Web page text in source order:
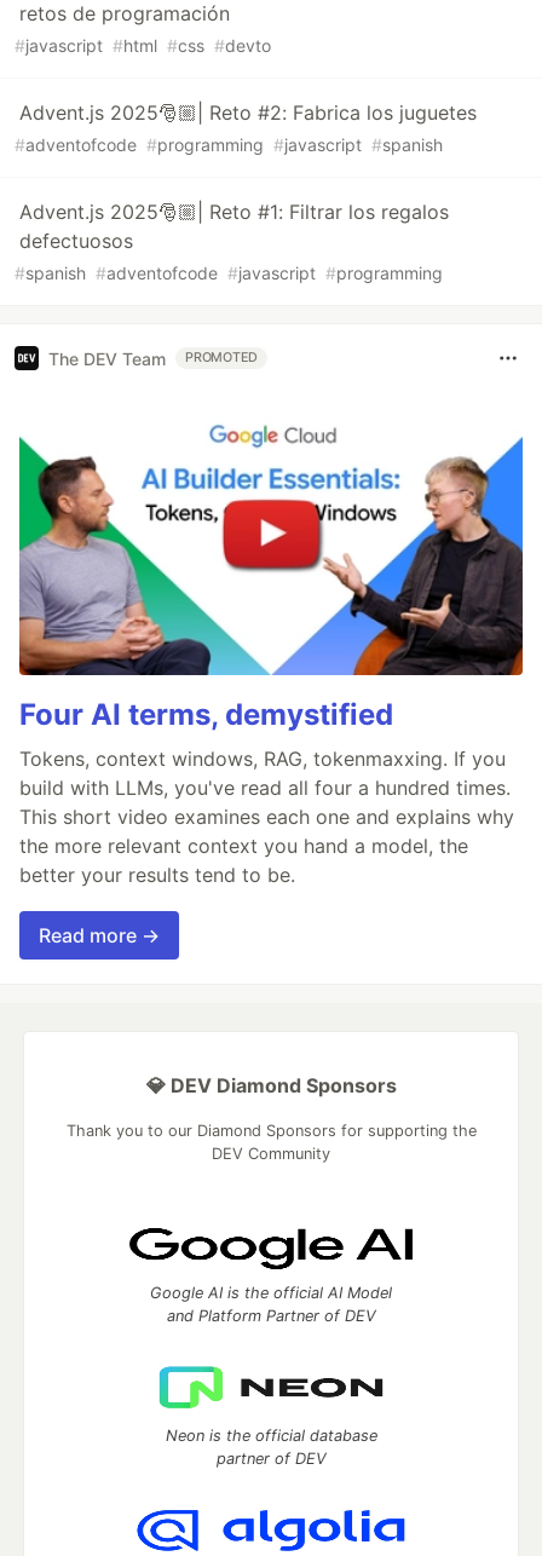
retos de programación
#javascript #html #css #devto
Advent.js 2025🎅🏼| Reto #2: Fabrica los juguetes
#adventofcode #programming #javascript #spanish
Advent.js 2025🎅🏼| Reto #1: Filtrar los regalos
defectuosos
#spanish #adventofcode #javascript #programming
The DEV Team PROMOTED
Four AI terms, demystified
Tokens, context windows, RAG, tokenmaxxing. If you
build with LLMs, you've read all four a hundred times.
This short video examines each one and explains why
the more relevant context you hand a model, the
better your results tend to be.
Read more →
💎 DEV Diamond Sponsors
Thank you to our Diamond Sponsors for supporting the
DEV Community
Google AI is the official AI Model
and Platform Partner of DEV
Neon is the official database
partner of DEV